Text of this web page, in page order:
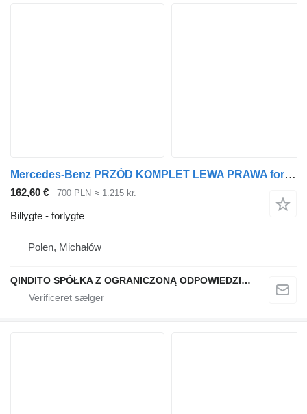
Mercedes-Benz PRZÓD KOMPLET LEWA PRAWA forlygte til Mercedes-Benz ATEGO 2 lastbil
162,60 € 700 PLN ≈ 1.215 kr.
Billygte - forlygte
Polen, Michałów
QINDITO SPÓŁKA Z OGRANICZONĄ ODPOWIEDZIALNOŚCIĄ